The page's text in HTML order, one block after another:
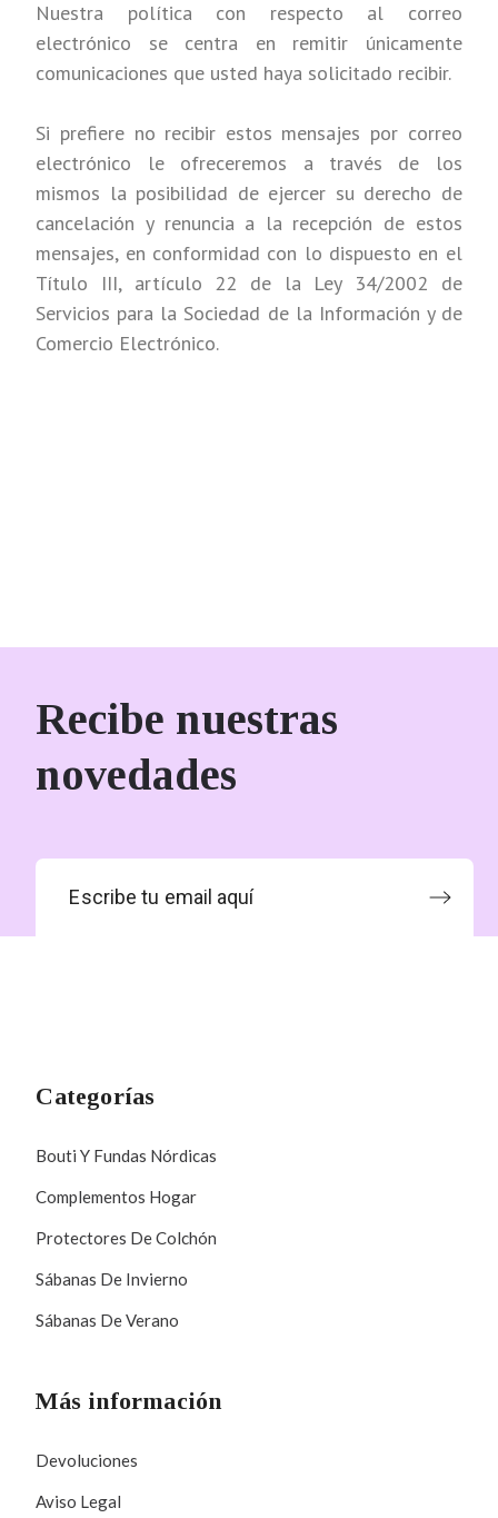
Nuestra política con respecto al correo
electrónico se centra en remitir únicamente
comunicaciones que usted haya solicitado recibir.
Si prefiere no recibir estos mensajes por correo
electrónico le ofreceremos a través de los
mismos la posibilidad de ejercer su derecho de
cancelación y renuncia a la recepción de estos
mensajes, en conformidad con lo dispuesto en el
Título III, artículo 22 de la Ley 34/2002 de
Servicios para la Sociedad de la Información y de
Comercio Electrónico.
Recibe nuestras
novedades
Categorías
Bouti Y Fundas Nórdicas
Complementos Hogar
Protectores De Colchón
Sábanas De Invierno
Sábanas De Verano
Más información
Devoluciones
Aviso Legal